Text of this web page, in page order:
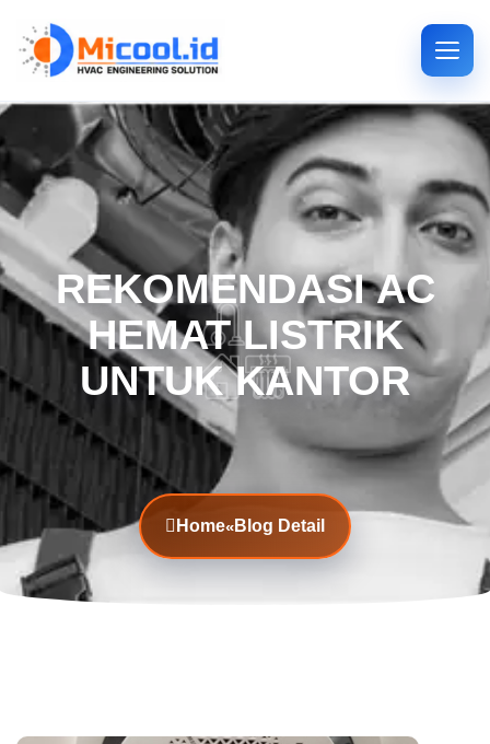
REKOMENDASI AC
HEMAT LISTRIK
UNTUK KANTOR
Home«Blog Detail